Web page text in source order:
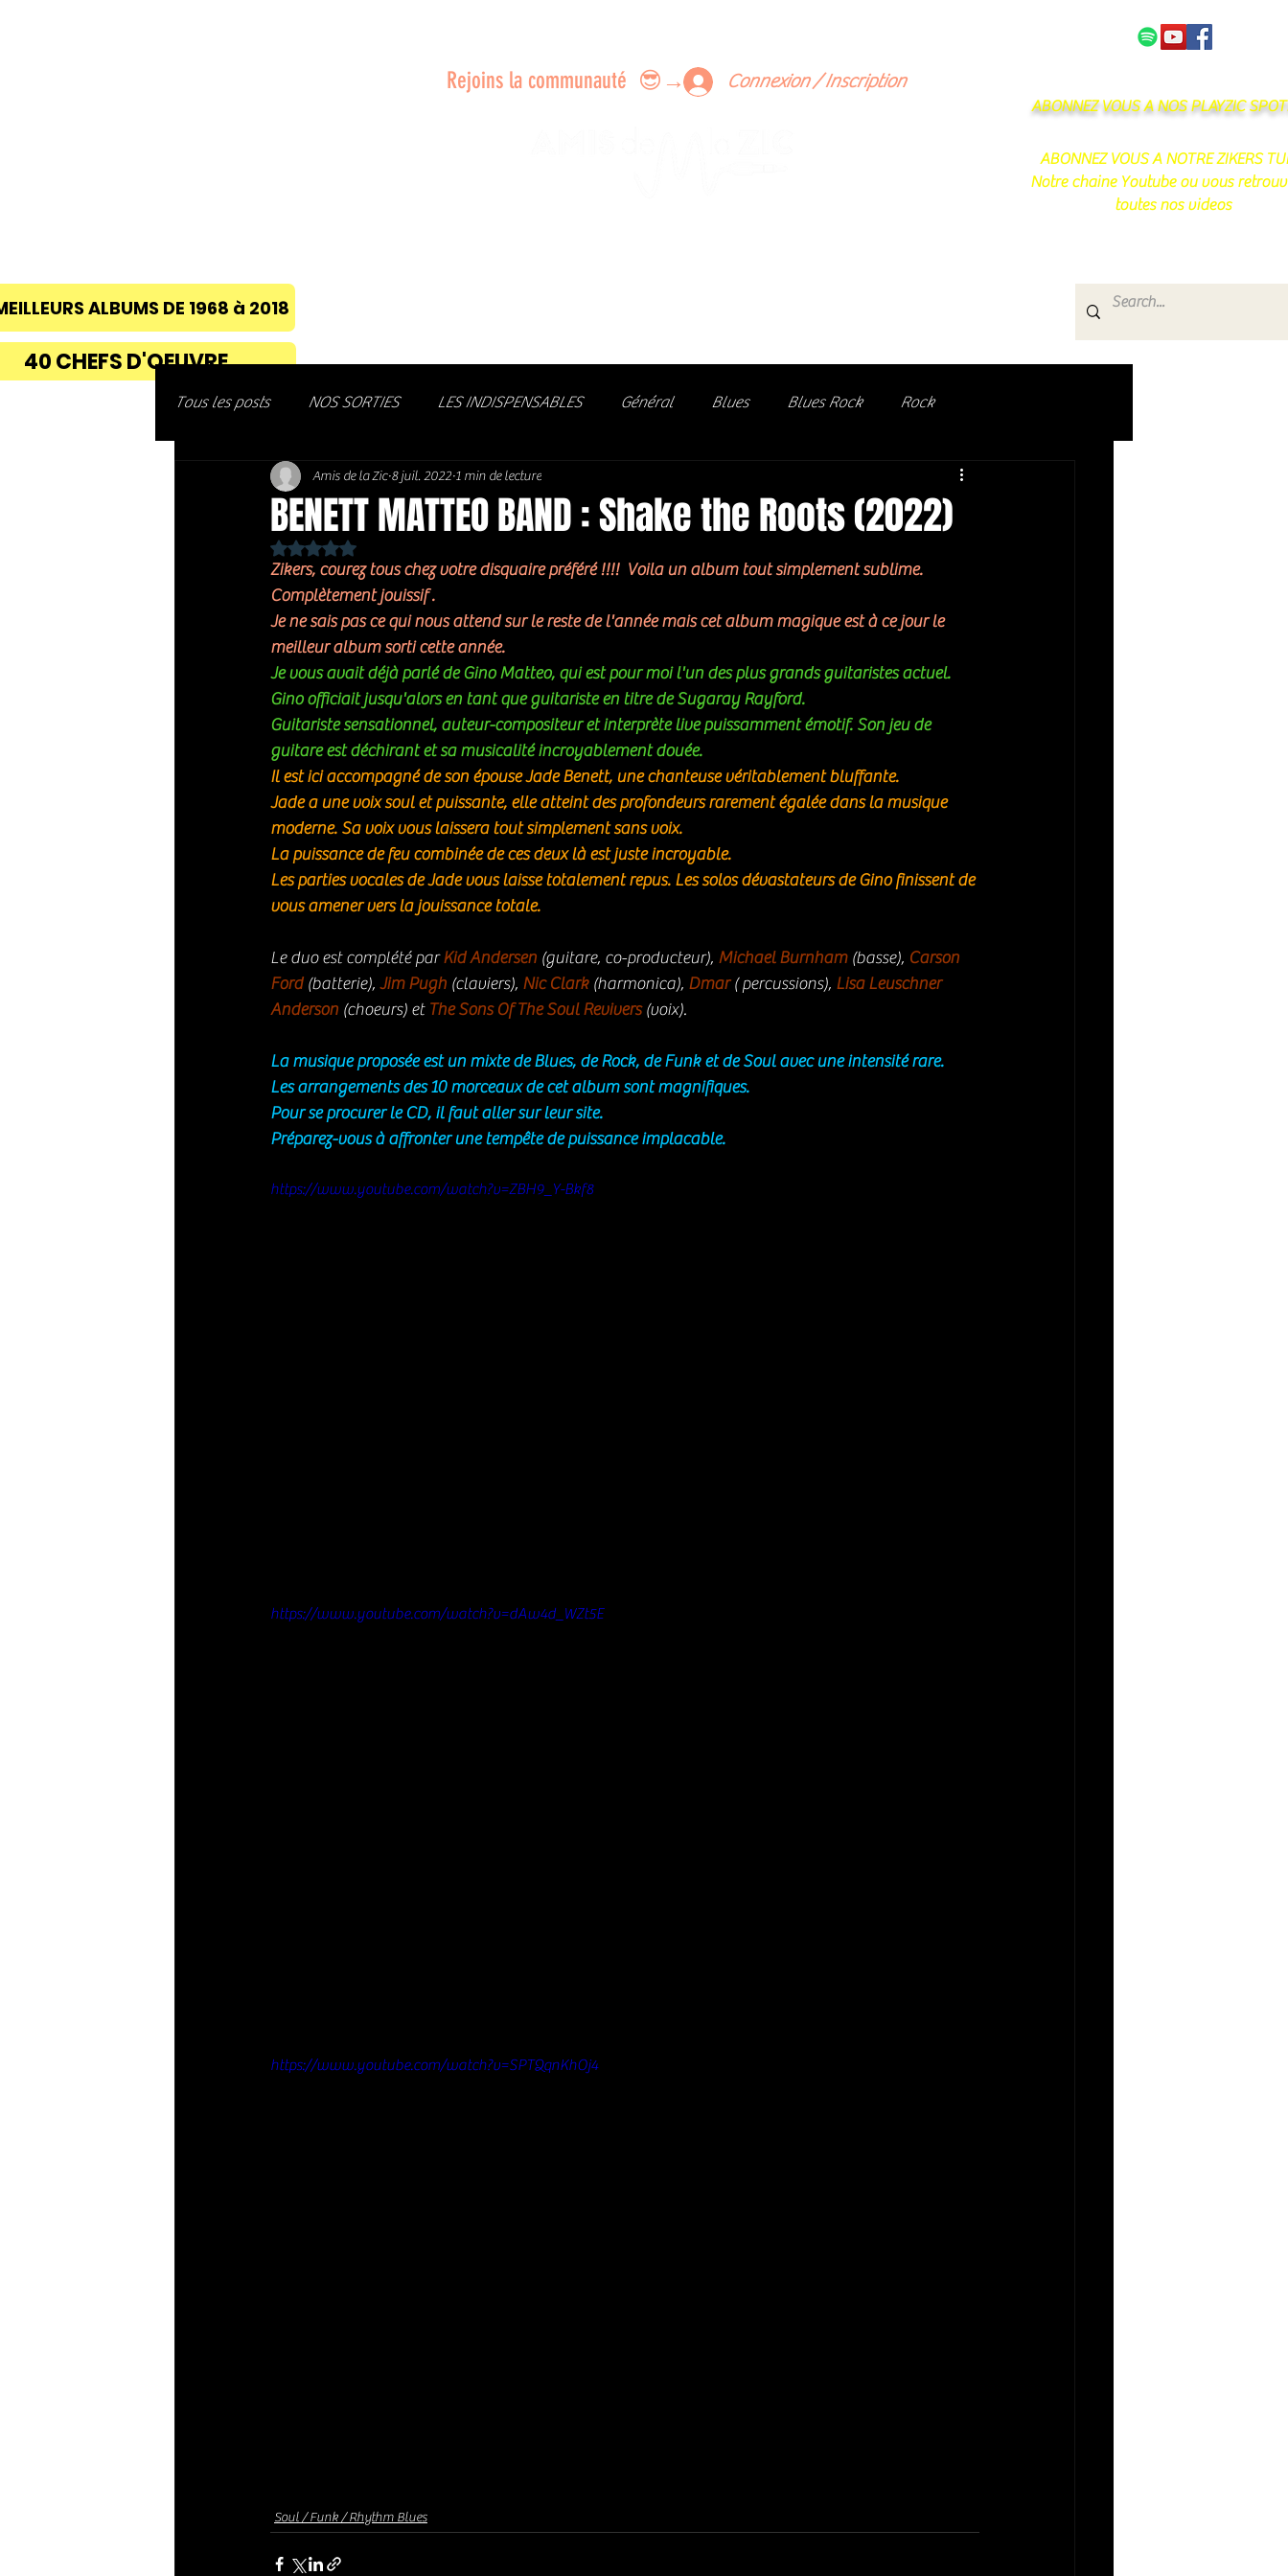
Connexion / Inscription
ABONNEZ VOUS A NOS PLAYZIC
ABONNEZ VOUS A NOTRE ZIKERS
Notre chaine Youtube ou vous
toutes nos videos
ALBUMS DE 1968 à 2018
Découvrez des artistes, vibrez aux concerts et rejoignez une communauté de passionnés !
Rejoins la communauté 😎→
40 CHEFS D'OEUVRE
Tous les posts NOS SORTIES LES INDISPENSABLES Général Blues Blues Rock Rock
Soft Rock / Folk Jazz Soul / Funk / Rhythm Blues
Country / Americana
BENETT MATTEO BAND : Shake the Roots (2022)
Amis de la Zic 8 juil. 2022 1 min de lecture
Noté NaN étoiles sur 5.
Zikers, courez tous chez votre disquaire préféré !!!!  Voila un album tout simplement sublime.
Complètement jouissif .
Je ne sais pas ce qui nous attend sur le reste de l'année mais cet album magique est à ce jour le
meilleur album sorti cette année.
Je vous avait déjà parlé de Gino Matteo, qui est pour moi l'un des plus grands guitaristes actuel.
Gino officiait jusqu'alors en tant que guitariste en titre de Sugaray Rayford.
Guitariste sensationnel, auteur-compositeur et interprète live puissamment émotif. Son jeu de
guitare est déchirant et sa musicalité incroyablement douée.
Il est ici accompagné de son épouse Jade Benett, une chanteuse véritablement bluffante.
Jade a une voix soul et puissante, elle atteint des profondeurs rarement égalée dans la musique
moderne. Sa voix vous laissera tout simplement sans voix.
La puissance de feu combinée de ces deux là est juste incroyable.
Les parties vocales de Jade vous laisse totalement repus. Les solos dévastateurs de Gino finissent de
vous amener vers la jouissance totale.
Le duo est complété par Kid Andersen (guitare, co-producteur), Michael Burnham (basse), Carson
Ford (batterie), Jim Pugh (claviers), Nic Clark (harmonica), Dmar ( percussions), Lisa Leuschner
Anderson (choeurs) et The Sons Of The Soul Revivers (voix).
La musique proposée est un mixte de Blues, de Rock, de Funk et de Soul avec une intensité rare.
Les arrangements des 10 morceaux de cet album sont magnifiques.
Pour se procurer le CD, il faut aller sur leur site.
Préparez-vous à affronter une tempête de puissance implacable.
https://www.youtube.com/watch?v=ZBH9_Y-Bkf8
https://www.youtube.com/watch?v=dAw4d_WZt5E
https://www.youtube.com/watch?v=SPTQqnKhOj4
Soul / Funk / Rhythm Blues